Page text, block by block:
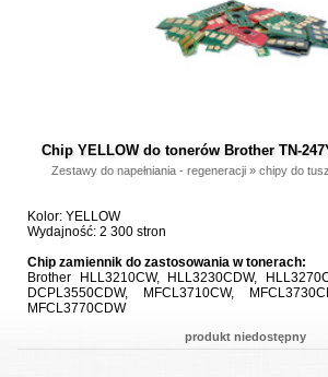
Chip YELLOW do tonerów Brother TN-
Zestawy do napełniania - regeneracji »chipy do
Kolor: YELLOW
Wydajność: 2 300 stron
Chip zamiennik do zastosowania w tonerach:
Brother HLL3210CW, HLL3230CDW,
DCPL3550CDW, MFCL3710CW,
MFCL3770CDW
produkt niedostępny